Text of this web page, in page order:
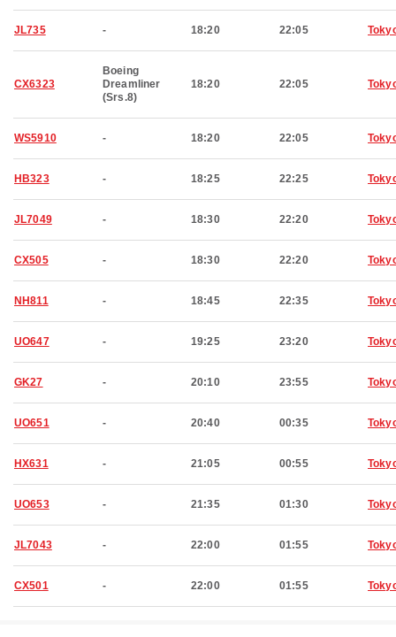
JL735 - 18:20 22:05
CX6323
Boeing
Dreamliner
(Srs.8)
18:20 22:05
WS5910 - 18:20 22:05
HB323 - 18:25 22:25
JL7049 - 18:30 22:20
CX505 - 18:30 22:20
NH811 - 18:45 22:35
UO647 - 19:25 23:20
GK27 - 20:10 23:55
UO651 - 20:40 00:35
HX631 - 21:05 00:55
UO653 - 21:35 01:30
JL7043 - 22:00 01:55
CX501 - 22:00 01:55